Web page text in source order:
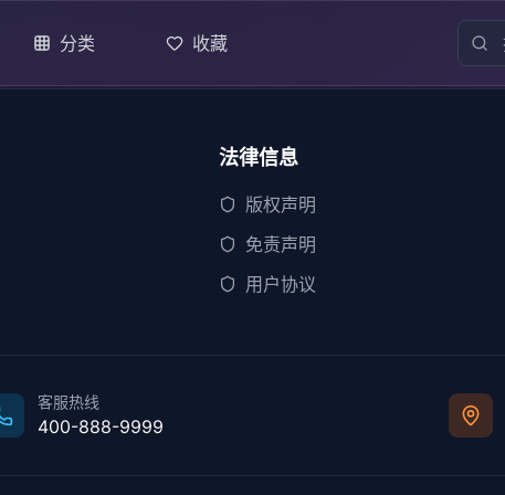
分类 收藏
法律信息
版权声明
免责声明
用户协议
客服热线
400-888-9999